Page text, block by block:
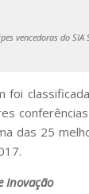
vencedoras do
foi
das 25
Inovação